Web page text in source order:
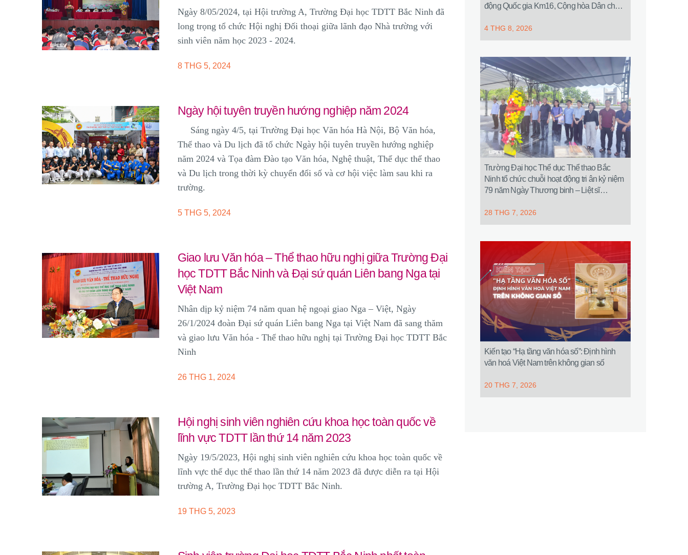
Ngày 8/05/2024, tại Hội trường A, Trường Đại học TDTT Bắc Ninh đã
long trọng tổ chức Hội nghị Đối thoại giữa lãnh đạo Nhà trường với
sinh viên năm học 2023 - 2024.
8 THG 5, 2024
Ngày hội tuyên truyền hướng nghiệp năm 2024
Sáng ngày 4/5, tại Trường Đại học Văn hóa Hà Nội, Bộ Văn hóa,
Thể thao và Du lịch đã tổ chức Ngày hội tuyên truyền hướng nghiệp
năm 2024 và Tọa đàm Đào tạo Văn hóa, Nghệ thuật, Thể dục thể thao
và Du lịch trong thời kỳ chuyển đổi số và cơ hội việc làm sau khi ra
trường.
5 THG 5, 2024
Giao lưu Văn hóa – Thể thao hữu nghị giữa Trường Đại
học TDTT Bắc Ninh và Đại sứ quán Liên bang Nga tại
Việt Nam
Nhân dịp kỷ niệm 74 năm quan hệ ngoại giao Nga – Việt, Ngày
26/1/2024 đoàn Đại sứ quán Liên bang Nga tại Việt Nam đã sang thăm
và giao lưu Văn hóa - Thể thao hữu nghị tại Trường Đại học TDTT Bắc
Ninh
26 THG 1, 2024
Hội nghị sinh viên nghiên cứu khoa học toàn quốc về
lĩnh vực TDTT lần thứ 14 năm 2023
Ngày 19/5/2023, Hội nghị sinh viên nghiên cứu khoa học toàn quốc về
lĩnh vực thể dục thể thao lần thứ 14 năm 2023 đã được diễn ra tại Hội
trường A, Trường Đại học TDTT Bắc Ninh.
19 THG 5, 2023
động Quốc gia Km16, Cộng hòa Dân chủ
4 THG 8, 2026
Trường Đại học Thể dục Thể thao Bắc
Ninh tổ chức chuỗi hoạt động tri ân kỷ niệm
79 năm Ngày Thương binh – Liệt sĩ
28 THG 7, 2026
Kiến tạo “Hạ tầng văn hóa số”: Định hình
văn hoá Việt Nam trên không gian số
20 THG 7, 2026